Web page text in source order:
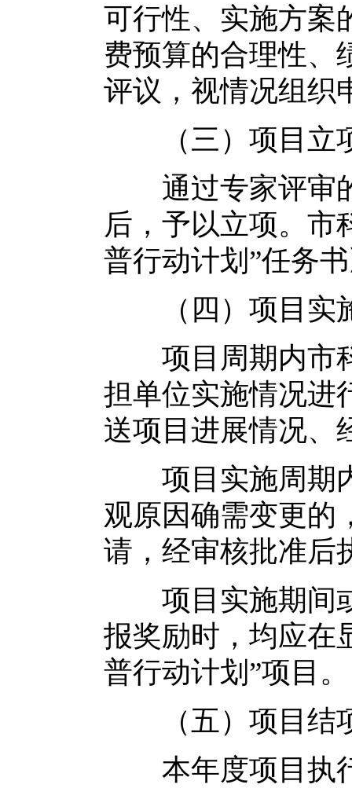
可行性、实施方案
费预算的合理性、
评议，视情况组织
（三）项目立
通过专家评审的
后，予以立项。市
普行动计划”任务
（四）项目实
项目周期内市科
担单位实施情况进
送项目进展情况、
项目实施周期内
观原因确需变更的
请，经审核批准后
项目实施期间或
报奖励时，均应在
普行动计划”项目。
（五）项目结
本年度项目执行